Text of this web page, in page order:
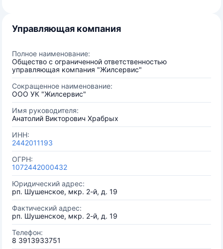
Управляющая компания
Полное наименование:
Общество с ограниченной ответственностью
управляющая компания "Жилсервис"
Сокращенное наименование:
ООО УК "Жилсервис"
Имя руководителя:
Анатолий Викторович Храбрых
ИНН:
2442011193
ОГРН:
1072442000432
Юридический адрес:
рп. Шушенское, мкр. 2-й, д. 19
Фактический адрес:
рп. Шушенское, мкр. 2-й, д. 19
Телефон:
8 3913933751